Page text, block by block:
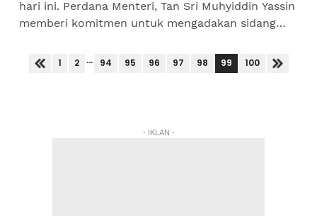
hari ini. Perdana Menteri, Tan Sri Muhyiddin Yassin
memberi komitmen untuk mengadakan sidang
Negara. - Foto...
1 2 ... 94 95 96 97 98 99 100
- IKLAN -